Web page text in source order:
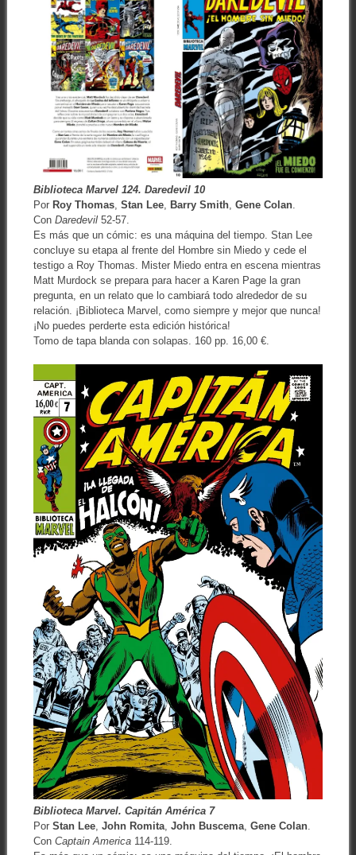
Biblioteca Marvel 124. Daredevil 10
Por Roy Thomas, Stan Lee, Barry Smith, Gene Colan.
Con Daredevil52-57.
Es más que un cómic: es una máquina del tiempo. Stan Lee
concluye su etapa al frente del Hombre sin Miedo y cede el
testigo a Roy Thomas. Mister Miedo entra en escena mientras
Matt Murdock se prepara para hacer a Karen Page la gran
pregunta, en un relato que lo cambiará todo alrededor de su
relación. ¡Biblioteca Marvel, como siempre y mejor que nunca!
¡No puedes perderte esta edición histórica!
Tomo de tapa blanda con solapas. 160 pp. 16,00 €.
Biblioteca Marvel. Capitán América 7
Por Stan Lee, John Romita, John Buscema, Gene Colan.
Con Captain America114-119.